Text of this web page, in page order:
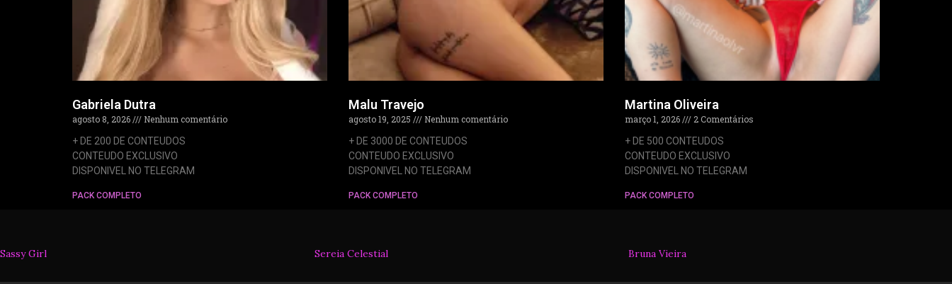
Gabriela Dutra
agosto 8, 2026
Nenhum comentário
+ DE 200 DE CONTEUDOS
CONTEUDO EXCLUSIVO
DISPONIVEL NO TELEGRAM
PACK COMPLETO
Malu Travejo
agosto 19, 2025
Nenhum comentário
+ DE 3000 DE CONTEUDOS
CONTEUDO EXCLUSIVO
DISPONIVEL NO TELEGRAM
PACK COMPLETO
Martina Oliveira
março 1, 2026
2 Comentários
+ DE 500 CONTEUDOS
CONTEUDO EXCLUSIVO
DISPONIVEL NO TELEGRAM
PACK COMPLETO
Sassy Girl Sereia Celestial Bruna Vieira